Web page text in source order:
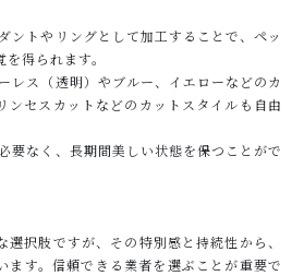
ントやリングとして加工することで、ペッ
得られます。
レス（透明）やブルー、イエローなどのカ
ンセスカットなどのカットスタイルも自由
要なく、長期間美しい状態を保つことがで
択肢ですが、その特別感と持続性から、
ます。信頼できる業者を選ぶことが重要で